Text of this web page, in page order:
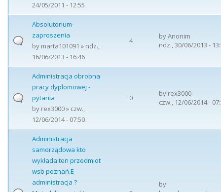
24/05/2011 - 12:55
Absolutorium-
zaproszenia
by marta101091 » ndz.,
16/06/2013 - 16:46
4 byAnonim
ndz., 30/06/2013 -
Administracja obrobna
pracy dyplomowej -
pytania
by rex3000» czw.,
12/06/2014 - 07:50
0 by rex3000
czw., 12/06/2014 -
Administracja
samorządowa kto
wykłada ten przedmiot
wsb poznań.E
administracja ?
by